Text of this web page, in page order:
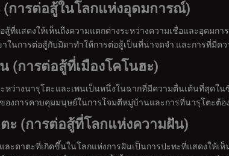
(การต่อสู้ในโลกแห่งอุดมการณ์)
สู้ที่แสดงให้เห็นถึงความแตกต่างระหว่างความเชื่อและอุดม
ในการต่อสู้กับมิดาทำให้การต่อสู้เป็นที่น่าจดจำ และการที่มี
(การต่อสู้ที่เมืองโคโนฮะ)
หว่างนารุโตะและเพนเป็นหนึ่งในฉากที่มีความตื่นเต้นที่สุดใ
องการควบคุมมนุษย์ในการโจมตีหมู่บ้านและการที่นารุโตะต้
ะ (การต่อสู้ที่โลกแห่งความฝัน)
ละดาตะที่เกิดขึ้นในโลกแห่งการฝันเป็นการปะทะที่แสดงให้